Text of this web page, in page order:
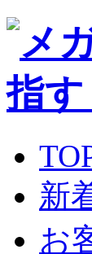
新
お